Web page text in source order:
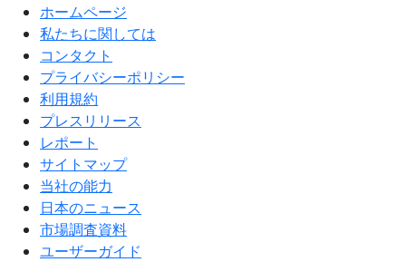
ホームページ
私たちに関しては
コンタクト
プライバシーポリシー
利用規約
プレスリリース
レポート
サイトマップ
当社の能力
日本のニュース
市場調査資料
ユーザーガイド